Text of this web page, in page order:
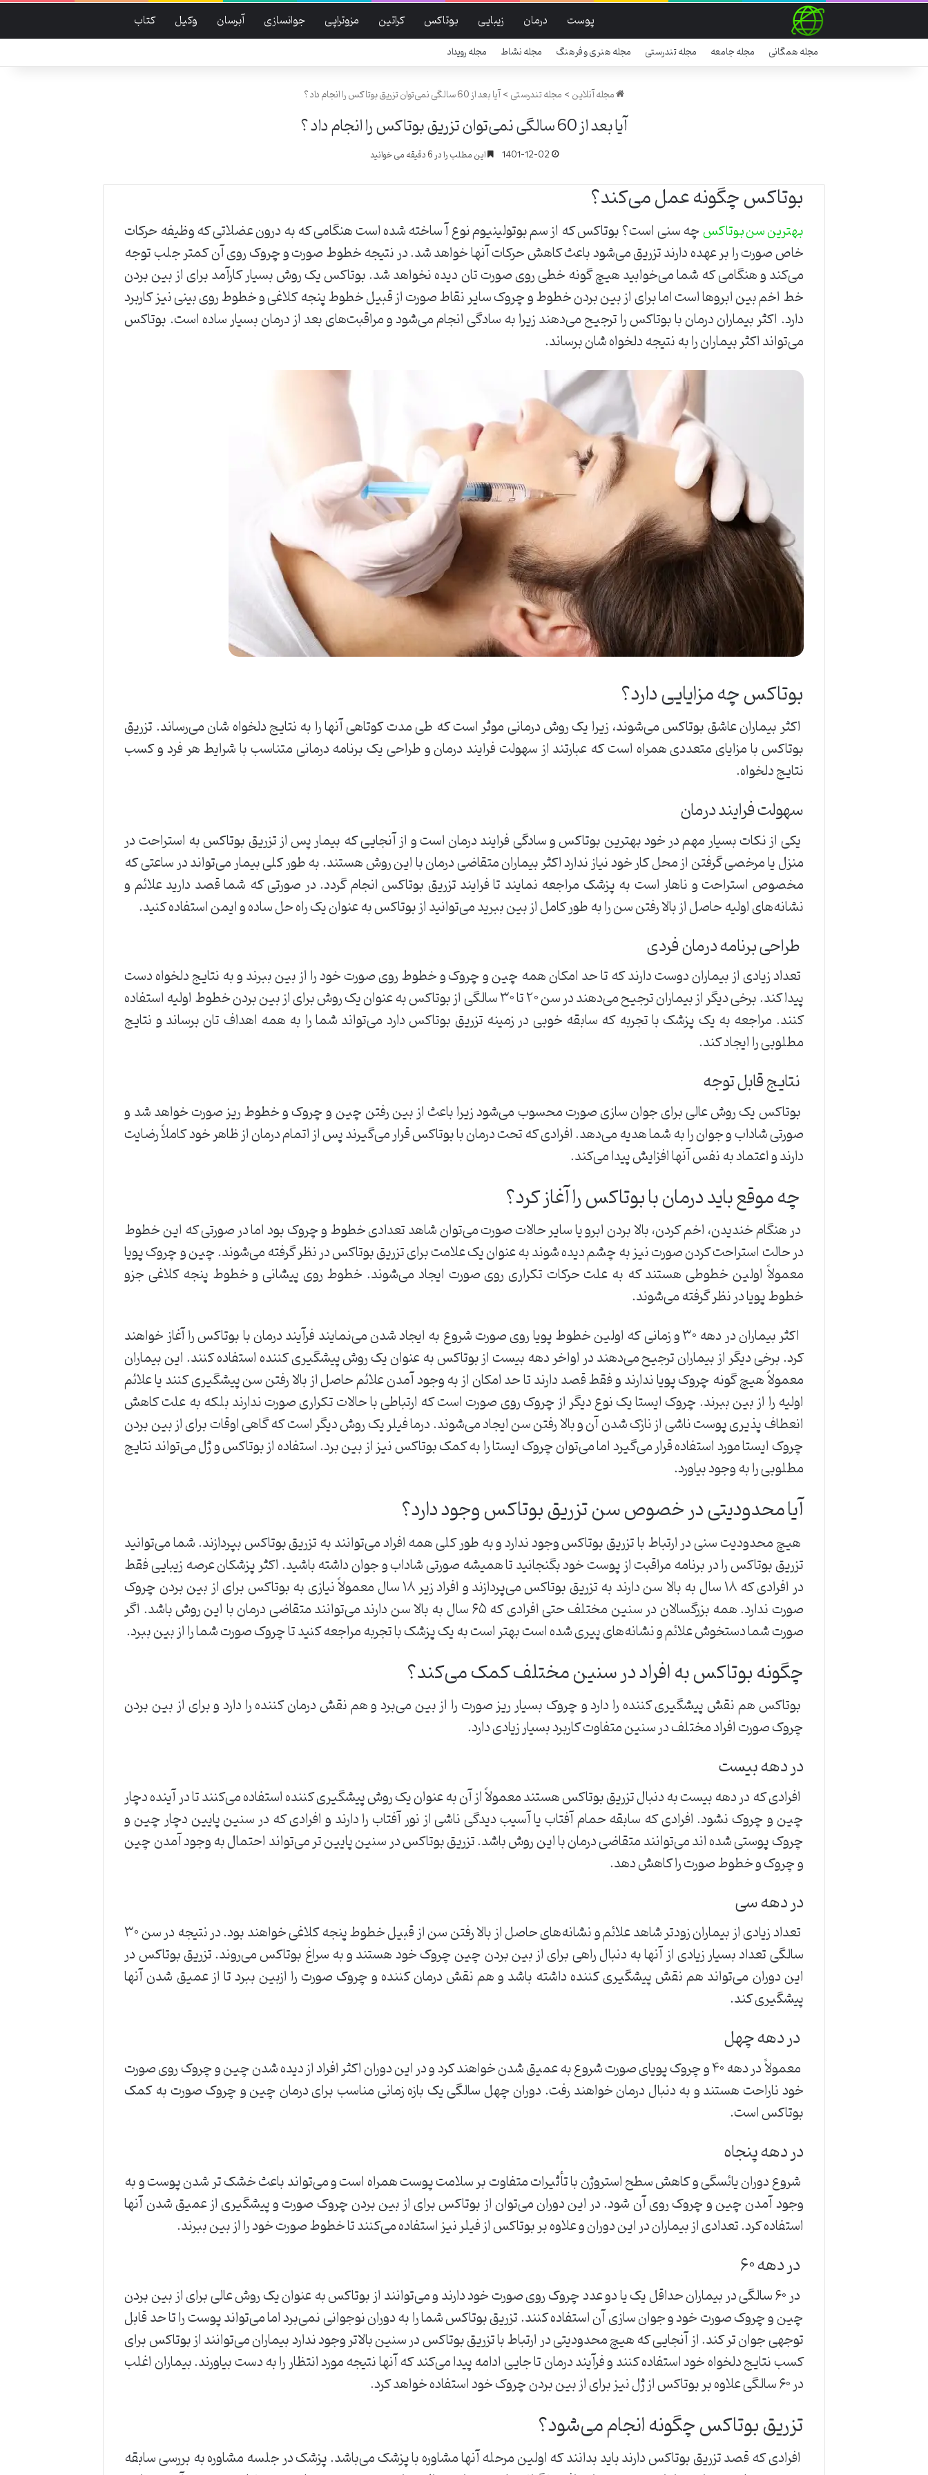
پوست درمان زیبایی بوتاکس کراتین مزوتراپی جوانسازی آبرسان وکیل کتاب
مجله همگانی مجله جامعه مجله تندرستی مجله هنری و فرهنگ مجله نشاط مجله رویداد
مجله آنلاین>مجله تندرستی>آیا بعد از 60 سالگی نمی‌توان تزریق بوتاکس را انجام داد ؟
آیا بعد از 60 سالگی نمی‌توان تزریق بوتاکس را انجام داد ؟
1401-12-02 این مطلب را در 6 دقیقه می خوانید
بوتاکس چگونه عمل می‌کند؟
بهترین سن بوتاکسچه سنی است؟ بوتاکس که از سم بوتولینیوم نوع آ ساخته شده است هنگامی‌ که به درون عضلاتی که وظیفه حرکات
خاص صورت را بر عهده دارند تزریق می‌شود باعث کاهش حرکات آنها خواهد شد. در نتیجه خطوط صورت و چروک روی آن کمتر جلب توجه
می‌کند و هنگامی‌ که شما می‌خوابید هیچ گونه خطی روی صورت تان دیده نخواهد شد. بوتاکس یک روش بسیار کارآمد برای از بین بردن
خط اخم بین ابروها است اما برای از بین بردن خطوط و چروک سایر نقاط صورت از قبیل خطوط پنجه کلاغی و خطوط روی بینی نیز کاربرد
دارد. اکثر بیماران درمان با بوتاکس را ترجیح می‌‌دهند زیرا به سادگی انجام می‌‌شود و مراقبت‌های بعد از درمان بسیار ساده است. بوتاکس
می‌تواند اکثر بیماران را به نتیجه دلخواه شان برساند.
بوتاکس چه مزایایی دارد؟
اکثر بیماران عاشق بوتاکس می‌شوند، زیرا یک روش درمانی موثر است که طی مدت کوتاهی آنها را به نتایج دلخواه شان می‌رساند. تزریق
بوتاکس با مزایای متعددی همراه است که عبارتند از سهولت فرایند درمان و طراحی یک برنامه درمانی متناسب با شرایط هر فرد و کسب
نتایج دلخواه.
سهولت فرایند درمان
یکی از نکات بسیار مهم در خود بهترین بوتاکس و سادگی فرایند درمان است و از آنجایی که بیمار پس از تزریق بوتاکس به استراحت در
منزل یا مرخصی گرفتن از محل کار خود نیاز ندارد اکثر بیماران متقاضی درمان با این روش هستند. به طور کلی بیمار می‌تواند در ساعتی که
مخصوص استراحت و ناهار است به پزشک مراجعه نمایند تا فرایند تزریق بوتاکس انجام گردد. در صورتی که شما قصد دارید علائم و
نشانه‌های اولیه حاصل از بالا رفتن سن را به طور کامل از بین ببرید می‌توانید از بوتاکس به عنوان یک راه حل ساده و ایمن استفاده کنید.
طراحی برنامه درمان فردی
تعداد زیادی از بیماران دوست دارند که تا حد امکان همه‌ چین و چروک و خطوط روی صورت خود را از بین ببرند و به نتایج دلخواه دست
پیدا کند. برخی دیگر از بیماران ترجیح می‌دهند در سن ۲۰ تا ۳۰ سالگی از بوتاکس به عنوان یک روش برای از بین بردن خطوط اولیه استفاده
کنند. مراجعه به یک پزشک با تجربه که سابقه خوبی در زمینه تزریق بوتاکس دارد می‌تواند شما را به همه اهداف تان برساند و نتایج
مطلوبی را ایجاد کند.
نتایج قابل توجه
بوتاکس یک روش عالی برای جوان سازی صورت محسوب می‌شود زیرا باعث از بین رفتن چین و چروک و خطوط ریز صورت خواهد شد و
صورتی شاداب و جوان را به شما هدیه می‌دهد. افرادی که تحت درمان با بوتاکس قرار می‌گیرند پس از اتمام درمان از ظاهر خود کاملاً رضایت
دارند و اعتماد به نفس آنها افزایش پیدا می‌‌کند.
چه موقع باید درمان با بوتاکس را آغاز کرد؟
در هنگام خندیدن، اخم کردن، بالا بردن ابرو یا سایر حالات صورت می‌‌توان شاهد تعدادی خطوط و چروک بود اما در صورتی که این خطوط
در حالت استراحت کردن صورت نیز به چشم دیده شوند به عنوان یک علامت برای تزریق بوتاکس در نظر گرفته می‌‌شوند. چین و چروک پویا
معمولاً اولین خطوطی هستند که به علت حرکات تکراری روی صورت ایجاد می‌شوند. خطوط روی پیشانی و خطوط پنجه کلاغی جزو
خطوط پویا در نظر گرفته می‌‌شوند.
اکثر بیماران در دهه ۳۰ و زمانی که اولین خطوط پویا روی صورت شروع به ایجاد شدن می‌نمایند فرآیند درمان با بوتاکس را آغاز خواهند
کرد. برخی دیگر از بیماران ترجیح می‌‌دهند در اواخر دهه بیست از بوتاکس به عنوان یک روش پیشگیری کننده استفاده کنند. این بیماران
معمولاً هیچ گونه چروک پویا ندارند و فقط قصد دارند تا حد امکان از به وجود آمدن علائم حاصل از بالا رفتن سن پیشگیری کنند یا علائم
اولیه را از بین ببرند. چروک ایستا یک نوع دیگر از چروک روی صورت است که ارتباطی با حالات تکراری صورت ندارند بلکه به علت کاهش
انعطاف پذیری پوست ناشی از نازک شدن آن و بالا رفتن سن ایجاد می‌شوند. درما فیلر یک روش دیگر است که گاهی اوقات برای از بین بردن
چروک ایستا مورد استفاده قرار می‌‌گیرد اما می‌‌توان چروک ایستا را به کمک بوتاکس نیز از بین برد. استفاده از بوتاکس و ژل می‌تواند نتایج
مطلوبی را به وجود بیاورد.
آیا محدودیتی در خصوص سن تزریق بوتاکس وجود دارد؟
هیچ محدودیت سنی در ارتباط با تزریق بوتاکس وجود ندارد و به طور کلی همه افراد می‌توانند به تزریق بوتاکس بپردازند. شما می‌‌توانید
تزریق بوتاکس را در برنامه مراقبت از پوست خود بگنجانید تا همیشه صورتی شاداب و جوان داشته باشید. اکثر پزشکان عرصه زیبایی فقط
در افرادی که ۱۸ سال به بالا سن دارند به تزریق بوتاکس می‌پردازند و افراد زیر ۱۸ سال معمولاً نیازی به بوتاکس برای از بین بردن چروک
صورت ندارد. همه بزرگسالان در سنین مختلف حتی افرادی که ۶۵ سال به بالا سن دارند می‌توانند متقاضی درمان با این روش باشد. اگر
صورت شما دستخوش علائم و نشانه‌های پیری شده است بهتر است به یک پزشک با تجربه مراجعه کنید تا چروک صورت شما را از بین ببرد.
چگونه بوتاکس به افراد در سنین مختلف کمک می‌کند؟
بوتاکس هم نقش پیشگیری کننده را دارد و چروک بسیار ریز صورت را از بین می‌‌برد و هم نقش درمان کننده را دارد و برای از بین بردن
چروک صورت افراد مختلف در سنین متفاوت کاربرد بسیار زیادی دارد.
در دهه بیست
افرادی که در دهه بیست به دنبال تزریق بوتاکس هستند معمولاً از آن به عنوان یک روش پیشگیری کننده استفاده می‌کنند تا در آینده دچار
چین و چروک نشود. افرادی که سابقه حمام آفتاب یا آسیب دیدگی ناشی از نور آفتاب را دارند و افرادی که در سنین پایین دچار چین و
چروک پوستی شده اند می‌توانند متقاضی درمان با این روش باشد. تزریق بوتاکس در سنین پایین تر می‌تواند احتمال به وجود آمدن چین
و چروک و خطوط صورت را کاهش دهد.
در دهه سی
تعداد زیادی از بیماران زودتر شاهد علائم و نشانه‌های حاصل از بالا رفتن سن از قبیل خطوط پنجه کلاغی خواهند بود. در نتیجه در سن ۳۰
سالگی تعداد بسیار زیادی از آنها به دنبال راهی برای از بین بردن چین چروک خود هستند و به سراغ بوتاکس می‌روند. تزریق بوتاکس در
این دوران می‌تواند هم نقش پیشگیری کننده داشته باشد و هم نقش درمان کننده و چروک صورت را ازبین ببرد تا از عمیق شدن آنها
پیشگیری کند.
در دهه چهل
معمولاً در دهه ۴۰ و چروک پویای صورت شروع به عمیق شدن خواهند کرد و در این دوران اکثر افراد از دیده شدن چین و چروک روی صورت
خود ناراحت هستند و به دنبال درمان خواهند رفت. دوران چهل سالگی یک بازه زمانی مناسب برای درمان چین و چروک صورت به کمک
بوتاکس است.
در دهه پنجاه
شروع دوران یائسگی و کاهش سطح استروژن با تأثیرات متفاوت بر سلامت پوست همراه است و می‌تواند باعث خشک تر شدن پوست و به
وجود آمدن چین و چروک روی آن شود. در این دوران می‌توان از بوتاکس برای از بین بردن چروک صورت و پیشگیری از عمیق شدن آنها
استفاده کرد. تعدادی از بیماران در این دوران و علاوه بر بوتاکس از فیلر نیز استفاده می‌‌کنند تا خطوط صورت خود را از بین ببرند.
در دهه ۶۰
در ۶۰ سالگی در بیماران حداقل یک یا دو عدد چروک روی صورت خود دارند و می‌‌توانند از بوتاکس به عنوان یک روش عالی برای از بین بردن
چین و چروک صورت خود و جوان سازی آن استفاده کنند. تزریق بوتاکس شما را به دوران نوجوانی نمی‌‌برد اما می‌‌تواند پوست را تا حد قابل
توجهی جوان تر کند. از آنجایی که هیچ محدودیتی در ارتباط با تزریق بوتاکس در سنین بالاتر وجود ندارد بیماران می‌توانند از بوتاکس برای
کسب نتایج دلخواه خود استفاده کنند و فرآیند درمان تا جایی ادامه پیدا می‌‌کند که آنها نتیجه مورد انتظار را به دست بیاورند. بیماران اغلب
در ۶۰ سالگی علاوه بر بوتاکس از ژل نیز برای از بین بردن چروک خود استفاده خواهد کرد.
تزریق بوتاکس چگونه انجام می‌شود؟
افرادی که قصد تزریق بوتاکس دارند باید بدانند که اولین مرحله آنها مشاوره با پزشک می‌باشد. پزشک در جلسه مشاوره به بررسی سابقه